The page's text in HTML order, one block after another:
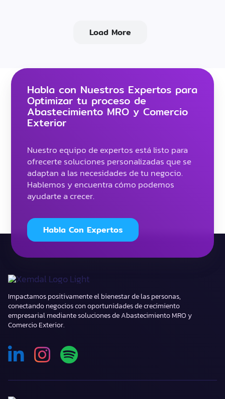
Load More
Habla con Nuestros Expertos para
Optimizar tu proceso de
Abastecimiento MRO y Comercio
Exterior
Nuestro equipo de expertos está listo para
ofrecerte soluciones personalizadas que se
adaptan a las necesidades de tu negocio.
Hablemos y encuentra cómo podemos
ayudarte a crecer.
Habla Con Expertos
Impactamos positivamente el bienestar de las personas,
conectando negocios con oportunidades de crecimiento
empresarial mediante soluciones de Abastecimiento MRO y
Comercio Exterior.